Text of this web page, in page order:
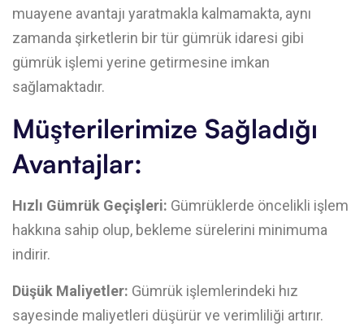
muayene avantajı yaratmakla kalmamakta, aynı
zamanda şirketlerin bir tür gümrük idaresi gibi
gümrük işlemi yerine getirmesine imkan
sağlamaktadır.
Müşterilerimize Sağladığı
Avantajlar:
Hızlı Gümrük Geçişleri: Gümrüklerde öncelikli işlem
hakkına sahip olup, bekleme sürelerini minimuma
indirir.
Düşük Maliyetler: Gümrük işlemlerindeki hız
sayesinde maliyetleri düşürür ve verimliliği artırır.